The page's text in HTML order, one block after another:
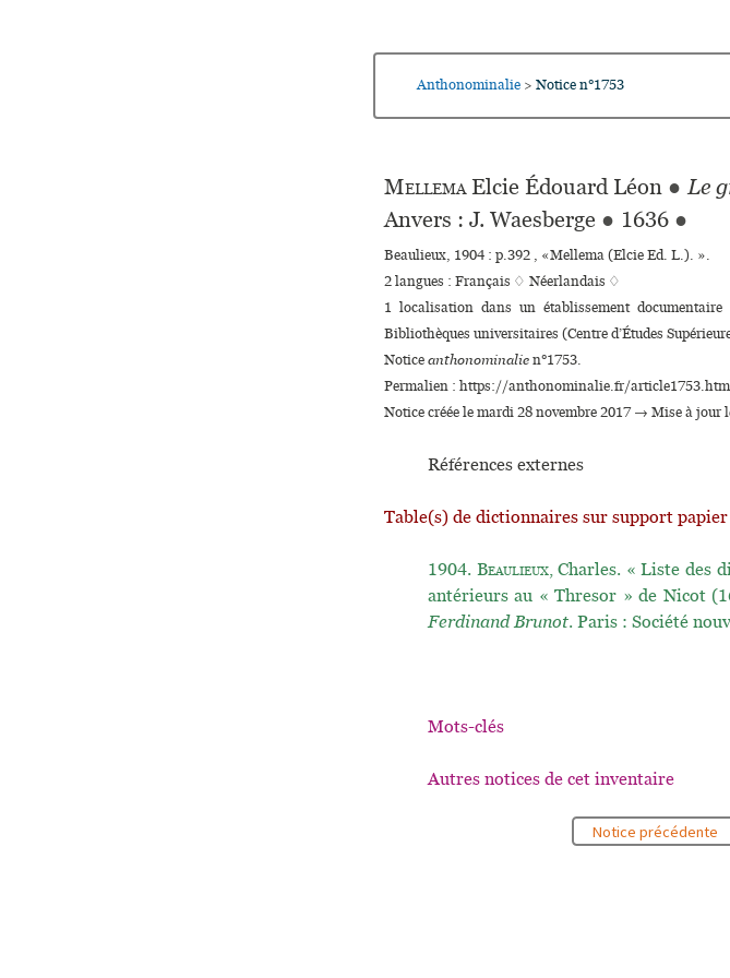
Anthonominalie > Notice n°1753
MellemaElcie Édouard Léon ● Le
Anvers : J. Waesberge ● 1636 ●
Beaulieux, 1904 : p.392 , «Mellema (Elcie Ed. L.). ».
2 langues : Français ♢ Néerlandais ♢
1 localisation dans un établissement
Bibliothèques uni­ver­si­tai­res (Centre d’Études
Noticeanthonominalien°1753.
Permalien : https://anthonominalie.fr/
Notice créée le mardi 28 novembre 2017 → Mise à jour
Références externes
Table(s) de dictionnaires sur support papier
1904. Beaulieux, Charles. « Liste des
antérieurs au « Thresor » de Nicot
Ferdinand Brunot. Paris : Société
Mots-clés
Autres notices de cet inventaire
Notice précédente